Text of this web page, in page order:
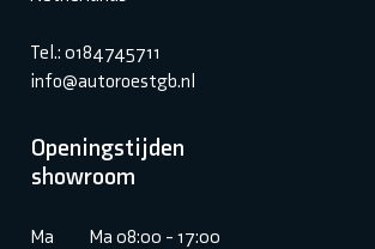
Tel.: 0184745711
info@autoroestgb.nl
Openingstijden
showroom
Ma
Ma 08:00 - 17:00